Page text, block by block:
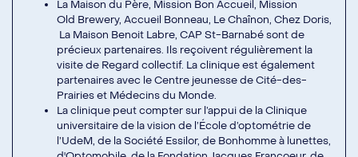
La Maison du Père, Mission Bon Accueil, Mission
Old Brewery, Accueil Bonneau, Le Chaînon, Chez Doris,
La Maison Benoit Labre, CAP St-Barnabé sont de
précieux partenaires. Ils reçoivent régulièrement la
visite de Regard collectif. La clinique est également
partenaires avec le Centre jeunesse de Cité-des-
Prairies et Médecins du Monde.
La clinique peut compter sur l’appui de la Clinique
universitaire de la vision de l’École d’optométrie de
l’UdeM, de la Société Essilor, de Bonhomme à lunettes,